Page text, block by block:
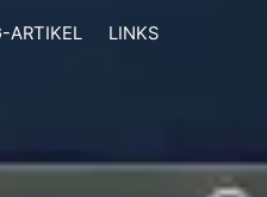
ARTIKEL LINKS